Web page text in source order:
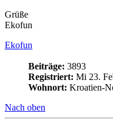
Grüße
Ekofun
Ekofun
Beiträge: 3893
Registriert: Mi 23.
Wohnort: Kroatien-
Nach oben